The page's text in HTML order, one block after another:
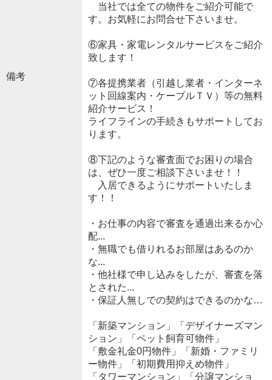
備考
当社では全ての物件をご紹介可能で
す。お気軽にお問合せ下さいませ。
⑥家具・家電レンタルサービスをご紹介
致します！
⑦各提携業者（引越し業者・インターネ
ット回線案内・ケーブルＴＶ）等の無料
紹介サービス！
ライフラインの手続きもサポートしてお
ります。
⑧下記のような審査面でお困りの場合
は、ぜひ一度ご相談下さいませ！！
入居できるようにサポートいたしま
す！！
・お仕事の内容で審査を通過出来るか心
配...
・無職でも借りれるお部屋はあるのか
な...
・他社様で申し込みをしたが、審査を落
とされた...
・保証人無しでの契約はできるのかな…
「新築マンション」「デザイナーズマン
ション」「ペット飼育可物件」
「敷金礼金0円物件」「新婚・ファミリ
ー物件」「初期費用抑えめ物件」
「タワーマンション」「分譲マンショ